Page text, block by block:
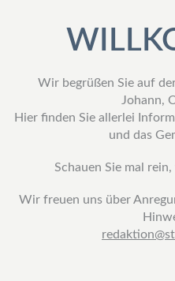
Wir begrüßen Sie auf
Johann,
Hier finden Sie allerlei
und das
Schauen Sie mal rein,
Wir freuen uns über
redaktion@